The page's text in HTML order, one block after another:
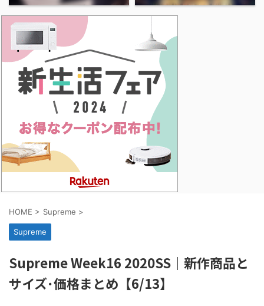
HOME > Supreme >
Supreme
Supreme Week16 2020SS｜新作商品と
サイズ･価格まとめ【6/13】